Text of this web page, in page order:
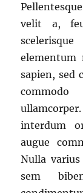
velit a,
elementum
sapien, sed
interdum
augue
Nulla
sem